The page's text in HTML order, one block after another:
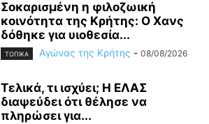
Σοκαρισμένη η φιλοζωική
κοινότητα της Κρήτης: Ο Χανς
δόθηκε για υιοθεσία...
ΤΟΠΙΚΑ Αγώνας της Κρήτης - 08/08/2026
Τελικά, τι ισχύει; Η ΕΛΑΣ
διαψεύδει ότι θέλησε να
πληρώσει για...